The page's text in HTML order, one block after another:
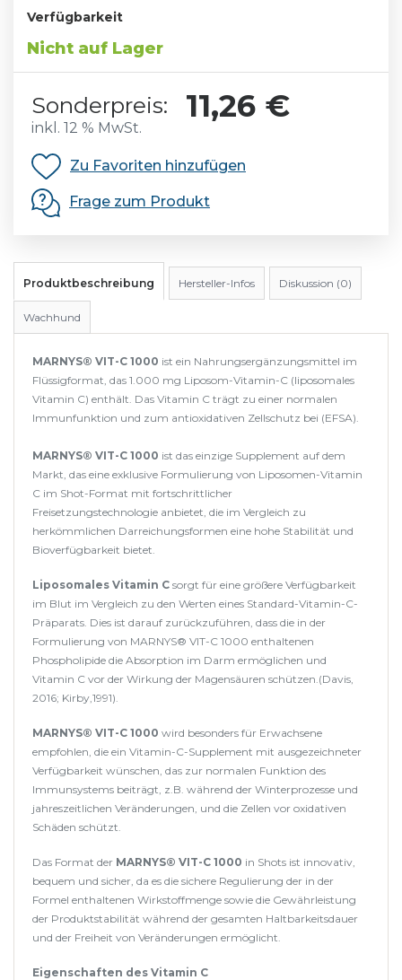
Verfügbarkeit
Nicht auf Lager
Sonderpreis: 11,26 €
inkl. 12 % MwSt.
Zu Favoriten hinzufügen
Frage zum Produkt
Produktbeschreibung Hersteller-Infos Diskussion (0)
Wachhund
MARNYS® VIT-C 1000 ist ein Nahrungsergänzungsmittel im
Flüssigformat, das 1.000 mg Liposom-Vitamin-C (liposomales
Vitamin C) enthält. Das Vitamin C trägt zu einer normalen
Immunfunktion und zum antioxidativen Zellschutz bei (EFSA).
MARNYS® VIT-C 1000 ist das einzige Supplement auf dem
Markt, das eine exklusive Formulierung von Liposomen-Vitamin
C im Shot-Format mit fortschrittlicher
Freisetzungstechnologie anbietet, die im Vergleich zu
herkömmlichen Darreichungsformen eine hohe Stabilität und
Bioverfügbarkeit bietet.
Liposomales Vitamin C sorgt für eine größere Verfügbarkeit
im Blut im Vergleich zu den Werten eines Standard-Vitamin-C-
Präparats. Dies ist darauf zurückzuführen, dass die in der
Formulierung von MARNYS® VIT-C 1000 enthaltenen
Phospholipide die Absorption im Darm ermöglichen und
Vitamin C vor der Wirkung der Magensäuren schützen.(Davis,
2016; Kirby,1991).
MARNYS® VIT-C 1000 wird besonders für Erwachsene
empfohlen, die ein Vitamin-C-Supplement mit ausgezeichneter
Verfügbarkeit wünschen, das zur normalen Funktion des
Immunsystems beiträgt, z.B. während der Winterprozesse und
jahreszeitlichen Veränderungen, und die Zellen vor oxidativen
Schäden schützt.
Das Format der MARNYS® VIT-C 1000 in Shots ist innovativ,
bequem und sicher, da es die sichere Regulierung der in der
Formel enthaltenen Wirkstoffmenge sowie die Gewährleistung
der Produktstabilität während der gesamten Haltbarkeitsdauer
und der Freiheit von Veränderungen ermöglicht.
Eigenschaften des Vitamin C